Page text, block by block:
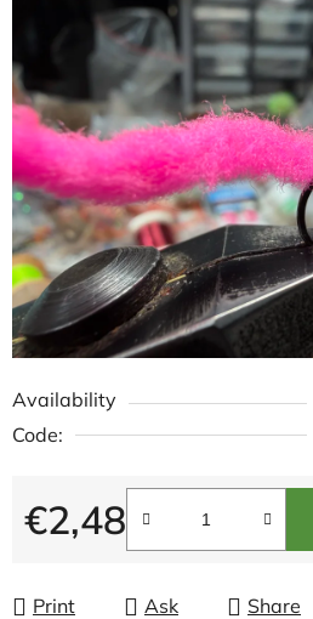
Availability
Code:
€2,48
Measure price:
Print Ask Share
0,0
out
of
5
stars.